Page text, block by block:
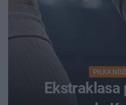
PIŁKA
Ekstraklasa